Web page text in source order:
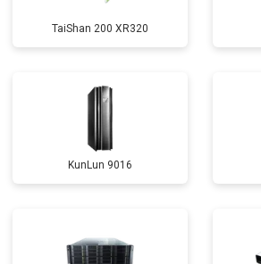
TaiShan 200 XR320
KunLun 9016